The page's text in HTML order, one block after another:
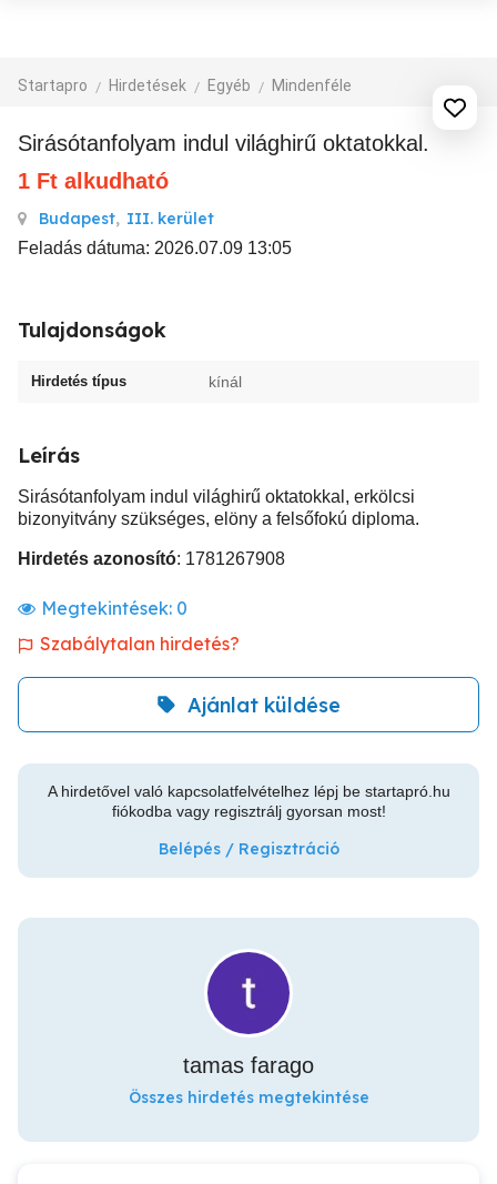
Startapro Hirdetések Egyéb Mindenféle
Sirásótanfolyam indul világhirű oktatokkal.
1 Ft alkudható
Budapest, III. kerület
Feladás dátuma: 2026.07.09 13:05
Tulajdonságok
Hirdetés típus kínál
Leírás
Sirásótanfolyam indul világhirű oktatokkal, erkölcsi
bizonyitvány szükséges, elöny a felsőfokú diploma.
Hirdetés azonosító: 1781267908
Megtekintések: 0
Szabálytalan hirdetés?
Ajánlat küldése
A hirdetővel való kapcsolatfelvételhez lépj be startapró.hu
fiókodba vagy regisztrálj gyorsan most!
Belépés / Regisztráció
tamas farago
Összes hirdetés megtekintése